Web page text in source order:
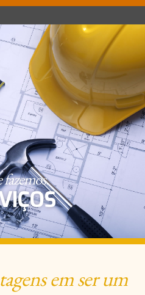
MENU
Portfolio
Contactos
Emprego Parcerias
em ser um